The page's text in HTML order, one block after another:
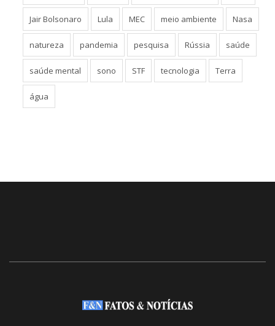
Jair Bolsonaro Lula MEC meio ambiente Nasa
natureza pandemia pesquisa Rússia saúde
saúde mental sono STF tecnologia Terra
água